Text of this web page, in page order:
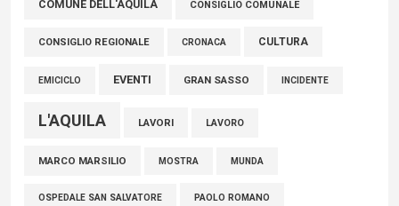
TRAGUARDO STORICO
05 Agosto 2026
COMUNE DELL'AQUILA CONSIGLIO COMUNALE
CONSIGLIO REGIONALE CRONACA CULTURA
EMICICLO EVENTI GRAN SASSO INCIDENTE
L'AQUILA LAVORI LAVORO
MARCO MARSILIO MOSTRA MUNDA
OSPEDALE SAN SALVATORE PAOLO ROMANO